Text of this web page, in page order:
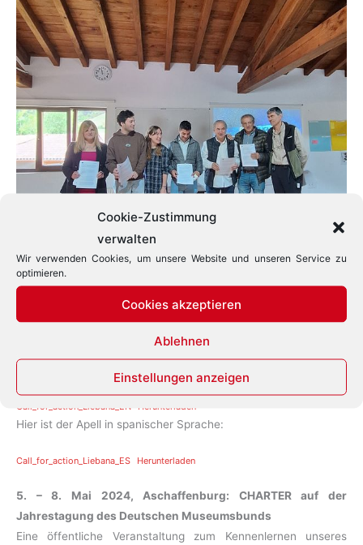
Cookie-Zustimmung
verwalten
Wir verwenden Cookies, um unsere Website und unseren Service zu
optimieren.
Cookies akzeptieren
Ablehnen
Einstellungen anzeigen
Liébana am 13.9.2024 (David Sánchez und Ronja Hasler 2. und
Hier ist der Apell in englischer Sprache:
Call_for_action_Liebana_EN Herunterladen
Hier ist der Apell in spanischer Sprache:
Call_for_action_Liebana_ES Herunterladen
5. – 8. Mai 2024, Aschaffenburg: CHARTER auf der
Jahrestagung des Deutschen Museumsbunds
Eine öffentliche Veranstaltung zum Kennenlernen unseres